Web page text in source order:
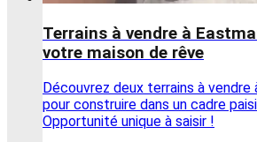
Terrains à vendre à
votre maison de rêve
Découvrez deux terrains à vendre
pour construire dans un cadre
Opportunité unique à saisir !